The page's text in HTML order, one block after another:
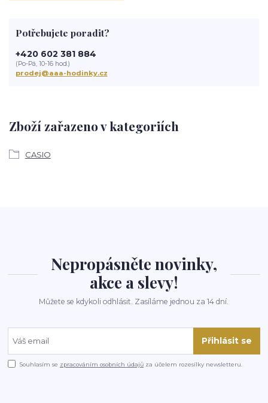
Zboží zařazeno v kategoriích
CASIO
Potřebujete poradit?
+420 602 381 884
(Po-Pá, 10-16 hod.)
prodej@aaa-hodinky.cz
Nepropásněte novinky,
akce a slevy!
Můžete se kdykoli odhlásit. Zasíláme jednou za 14 dní.
Přihlásit se
Souhlasím se zpracováním osobních údajů za účelem rozesílky newsletteru.